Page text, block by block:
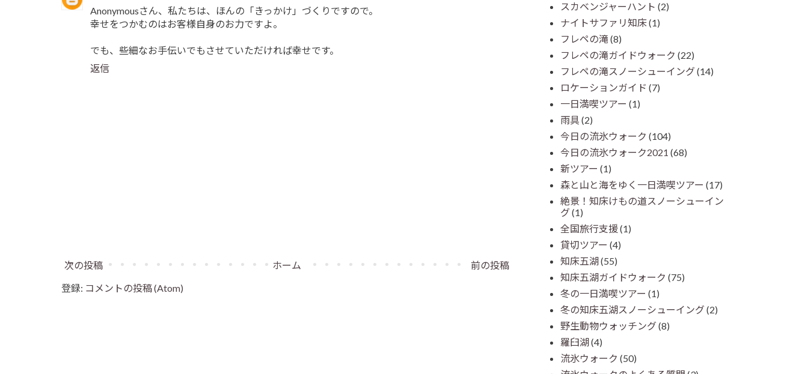
Anonymousさん、私たちは、ほんの「きっかけ」づくりですので。
幸せをつかむのはお客様自身のお力ですよ。
でも、些細なお手伝いでもさせていただければ幸せです。
返信
次の投稿 前の投稿
ホーム
登録: コメントの投稿 (Atom)
スカベンジャーハント (2)
ナイトサファリ知床(1)
フレペの滝 (8)
フレペの滝ガイドウォーク (22)
フレペの滝スノーシューイング(14)
ロケーションガイド (7)
一日満喫ツアー (1)
雨具(2)
今日の流氷ウォーク (104)
今日の流氷ウォーク2021 (68)
新ツアー (1)
森と山と海をゆく一日満喫ツアー (17)
絶景！知床けもの道スノーシューイン
グ(1)
全国旅行支援(1)
貸切ツアー (4)
知床五湖(55)
知床五湖ガイドウォーク (75)
冬の一日満喫ツアー (1)
冬の知床五湖スノーシューイング(2)
野生動物ウォッチング(8)
羅臼湖(4)
流氷ウォーク (50)